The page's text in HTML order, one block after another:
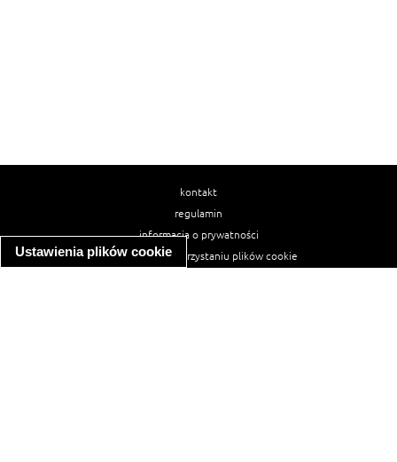
Ustawienia plików cookie
kontakt
regulamin
informacja o prywatności
informacja o wykorzystaniu plików cookie